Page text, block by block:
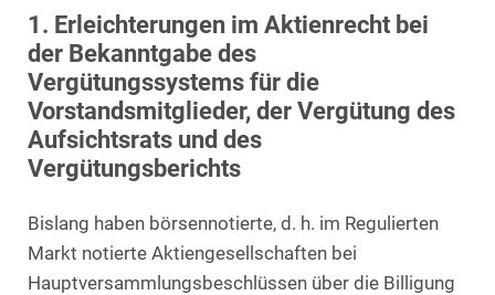
1. Erleichterungen im Aktienrecht bei
der Bekanntgabe des
Vergütungssystems für die
Vorstandsmitglieder, der Vergütung des
Aufsichtsrats und des
Vergütungsberichts
Bislang haben börsennotierte, d. h. im Regulierten
Markt notierte Aktiengesellschaften bei
Hauptversammlungsbeschlüssen über die Billigung